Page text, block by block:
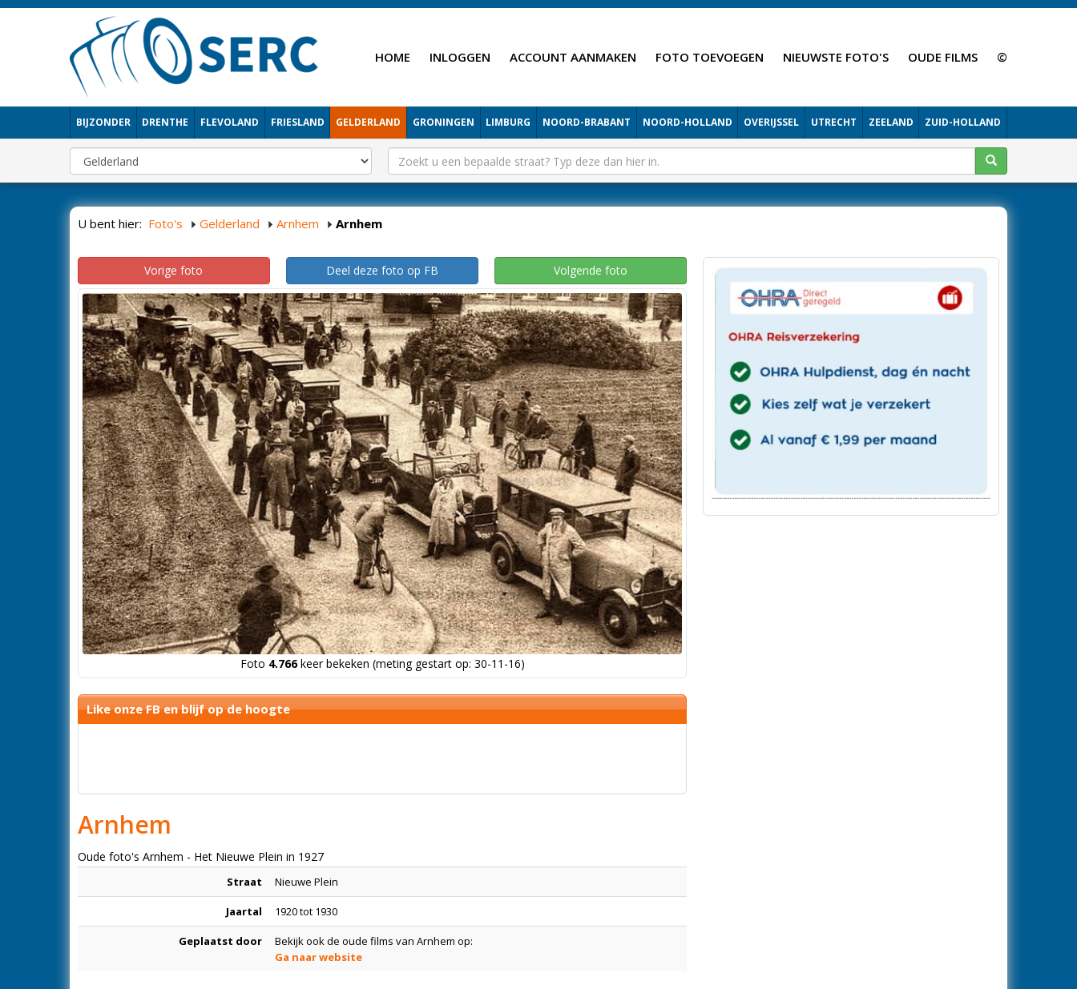
HOME INLOGGEN ACCOUNT AANMAKEN FOTO TOEVOEGEN NIEUWSTE FOTO'S OUDE FILMS ©
BIJZONDER DRENTHE FLEVOLAND FRIESLAND GELDERLAND GRONINGEN LIMBURG NOORD-BRABANT NOORD-HOLLAND OVERIJSSEL UTRECHT ZEELAND ZUID-HOLLAND
U bent hier: Foto's Gelderland Arnhem Arnhem
Vorige foto Deel deze foto op FB Volgende foto
Foto 4.766keer bekeken (meting gestart op: 30-11-16)
Like onze FB en blijf op de hoogte
Arnhem
Oude foto's Arnhem - Het Nieuwe Plein in 1927
Straat Nieuwe Plein
Jaartal 1920 tot 1930
Geplaatst door
Bekijk ook de oude films van Arnhem op:
Ga naar website